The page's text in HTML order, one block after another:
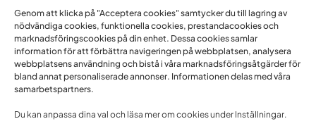
FÅ UNIKA ERBJUDANDEN
– ANMÄL DIG TILL VÅRT
NYHETSBREV!
Genom att klicka på "Acceptera cookies" samtycker du till lagring av
nödvändiga cookies, funktionella cookies, prestandacookies och
marknadsföringscookies på din enhet. Dessa cookies samlar
information för att förbättra navigeringen på webbplatsen, analysera
webbplatsens användning och bistå i våra marknadsföringsåtgärder för
bland annat personaliserade annonser. Informationen delas med våra
samarbetspartners.
Du kan anpassa dina val och läsa mer om cookies under Inställningar.